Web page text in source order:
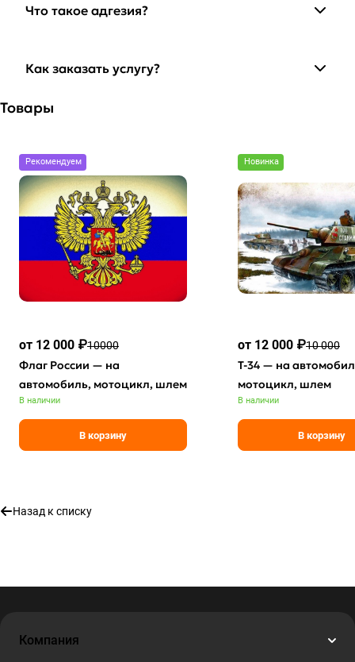
Что такое адгезия?
Как заказать услугу?
Товары
Рекомендуем
от 12 000 ₽10000
Флаг России — на
автомобиль, мотоцикл, шлем
В наличии
В корзину
Новинка
от 12 000 ₽10 000
Т-34 — на
мотоцикл, шлем
В наличии
В корзину
Назад к списку
Компания